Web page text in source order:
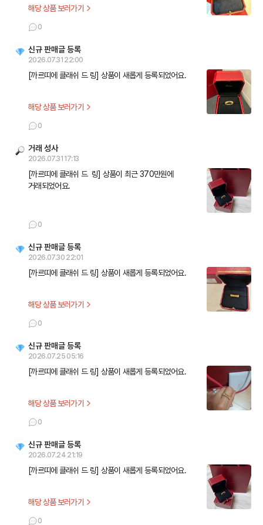
해당 상품 보러가기
0
신규 판매글 등록
2026.07.31 22:00
[까르띠에 클래쉬 드 링] 상품이 새롭게 등록되었어요.
해당 상품 보러가기
0
거래 성사
2026.07.31 17:13
[까르띠에 클래쉬 드  링] 상품이 최근 370만원에
거래되었어요.
0
신규 판매글 등록
2026.07.30 22:01
[까르띠에 클래쉬 드 링] 상품이 새롭게 등록되었어요.
해당 상품 보러가기
0
신규 판매글 등록
2026.07.25 05:16
[까르띠에 클래쉬 드 링] 상품이 새롭게 등록되었어요.
해당 상품 보러가기
0
신규 판매글 등록
2026.07.24 21:19
[까르띠에 클래쉬 드 링] 상품이 새롭게 등록되었어요.
해당 상품 보러가기
0